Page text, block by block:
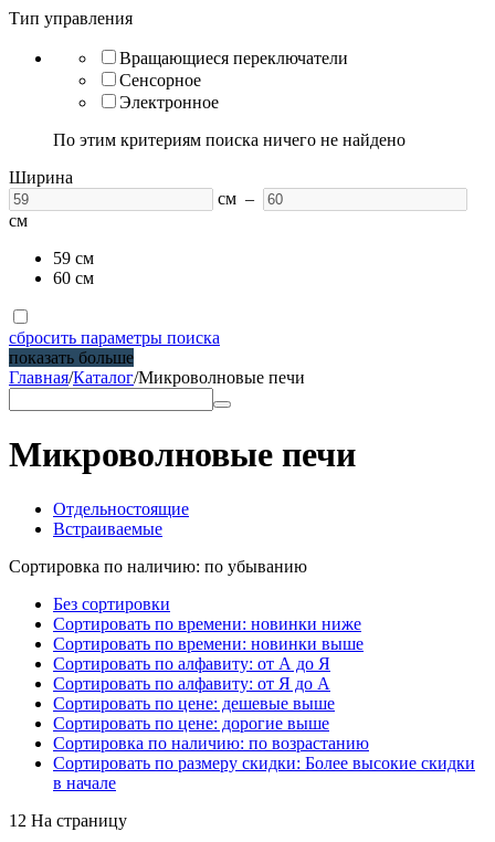
Тип управления
Вращающиеся переключатели
Сенсорное
Электронное
По этим критериям поиска ничего не найдено
Ширина
см –
см
59 см
60 см
сбросить параметры поиска
показать больше
Главная/Каталог/Микроволновые печи
Микроволновые печи
Отдельностоящие
Встраиваемые
Сортировка по наличию: по убыванию
Без сортировки
Сортировать по времени: новинки ниже
Сортировать по времени: новинки выше
Сортировать по алфавиту: от А до Я
Сортировать по алфавиту: от Я до А
Сортировать по цене: дешевые выше
Сортировать по цене: дорогие выше
Сортировка по наличию: по возрастанию
Сортировать по размеру скидки: Более высокие скидки
в начале
12 На страницу